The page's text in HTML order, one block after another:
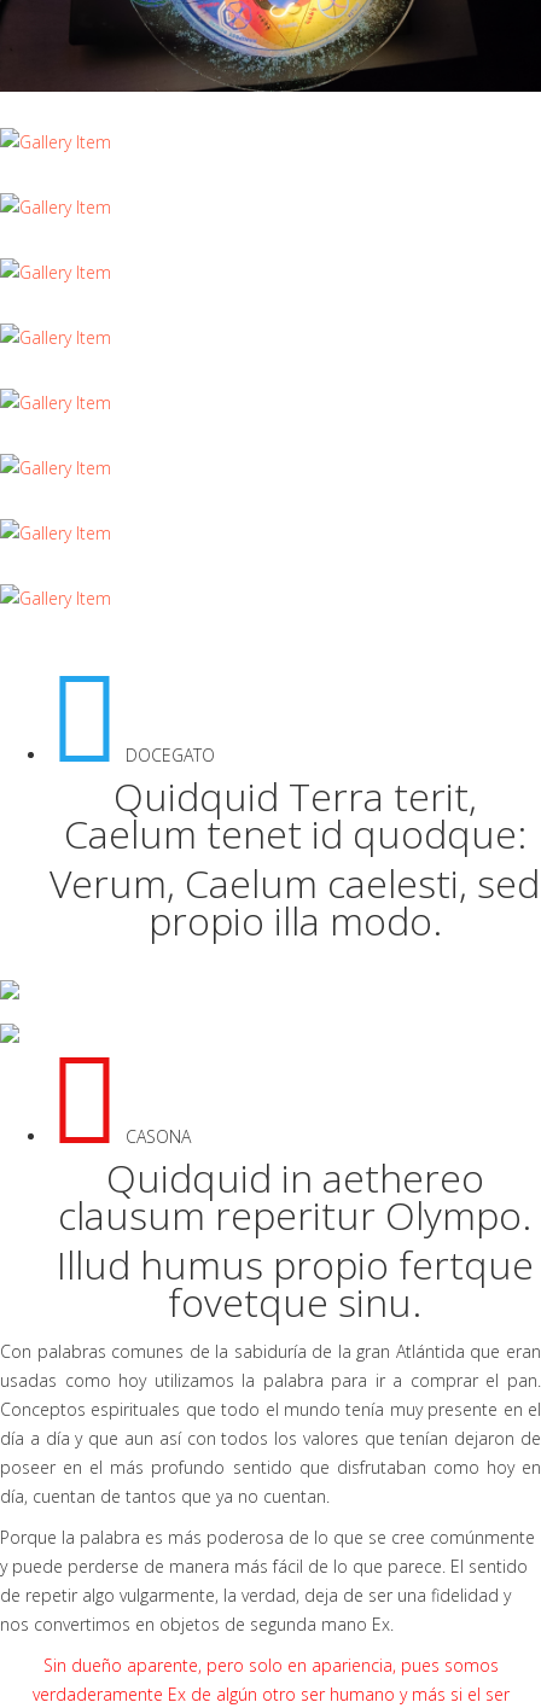
DOCEGATO
Quidquid Terra terit,
Caelum tenet id quodque:
Verum, Caelum caelesti, sed
propio illa modo.
CASONA
Quidquid in aethereo
clausum reperitur Olympo.
Illud humus propio fertque
fovetque sinu.
Con palabras comunes de la sabiduría de la gran Atlántida que eran
usadas como hoy utilizamos la palabra para ir a comprar el pan.
Conceptos espirituales que todo el mundo tenía muy presente en el
día a día y que aun así con todos los valores que tenían dejaron de
poseer en el más profundo sentido que disfrutaban como hoy en
día, cuentan de tantos que ya no cuentan.
Porque la palabra es más poderosa de lo que se cree comúnmente
y puede perderse de manera más fácil de lo que parece. El sentido
de repetir algo vulgarmente, la verdad, deja de ser una fidelidad y
nos convertimos en objetos de segunda mano Ex.
Sin dueño aparente, pero solo en apariencia, pues somos
verdaderamente Ex de algún otro ser humano y más si el ser